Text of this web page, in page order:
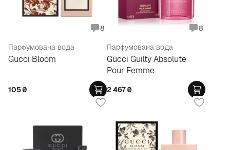
8
Парфумована вода
Gucci Bloom
105₴
8
Парфумована вода
Gucci Guilty Absolute
Pour Femme
2 467₴